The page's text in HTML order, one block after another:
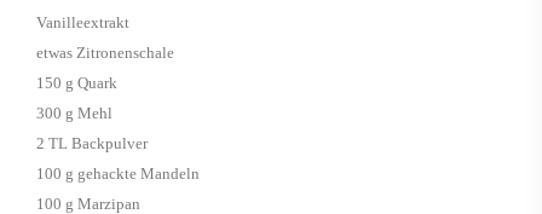
Vanilleextrakt
etwas Zitronenschale
150 g Quark
300 g Mehl
2 TL Backpulver
100 g gehackte Mandeln
100 g Marzipan